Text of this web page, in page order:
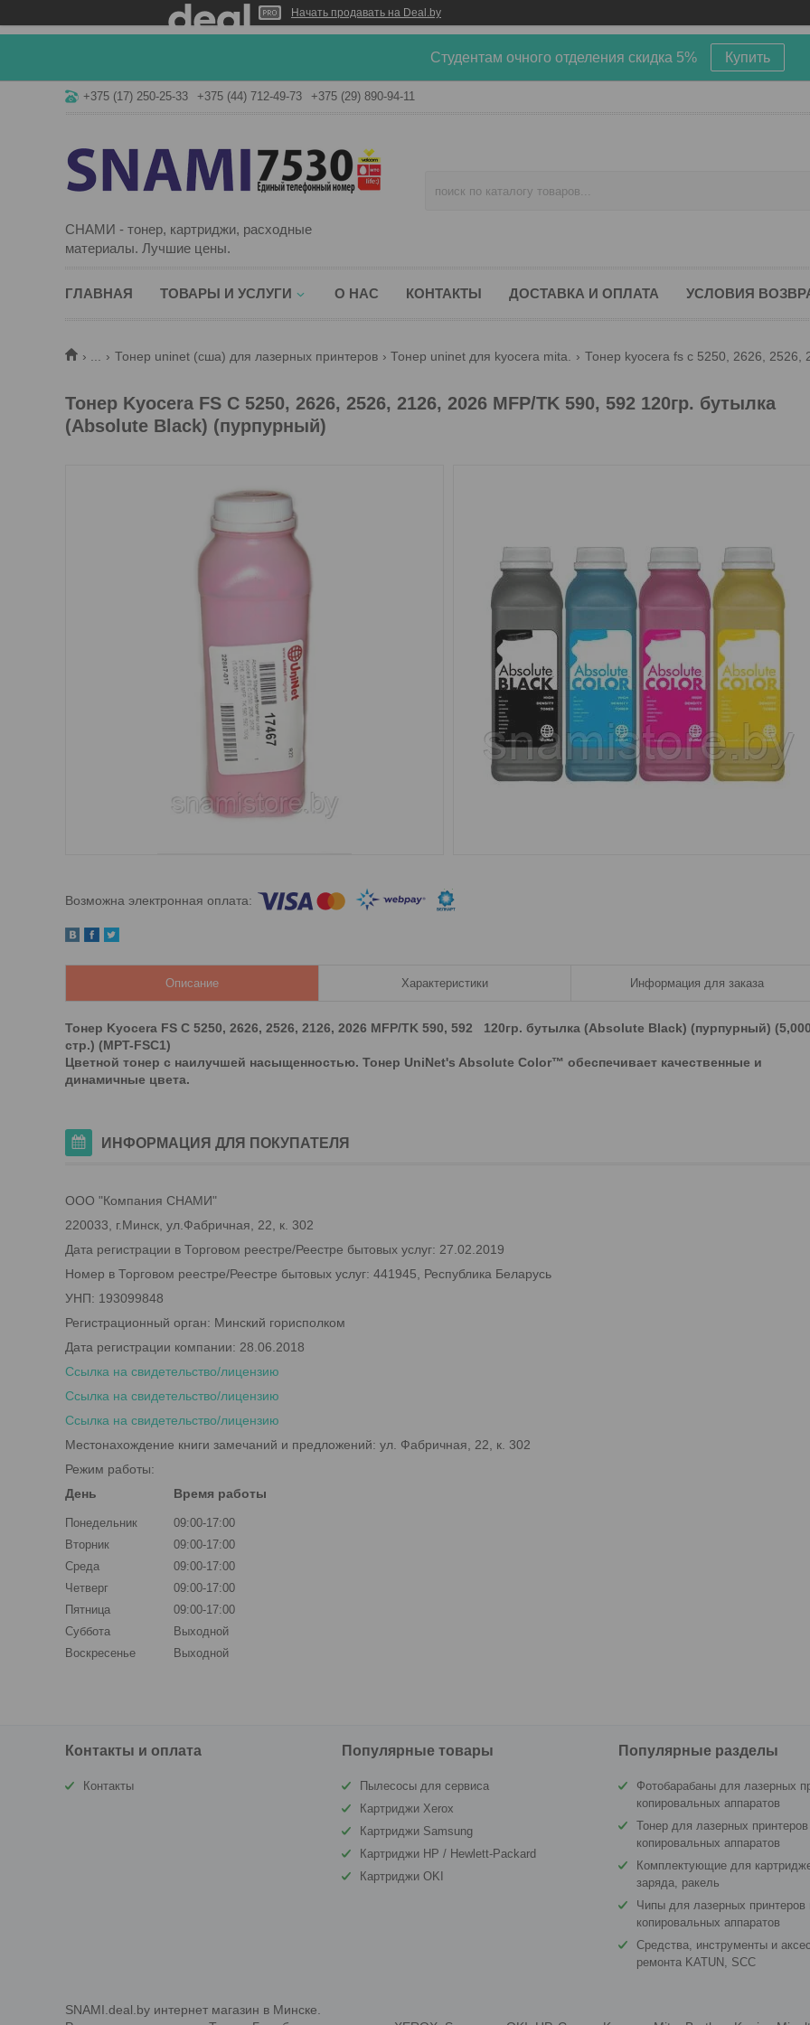
Начать продавать на Deal.by
Студентам очного отделения скидка 5% Купить
+375 (17) 250-25-33 +375 (44) 712-49-73 +375 (29) 890-94-11
СНАМИ - тонер, картриджи, расходные
материалы. Лучшие цены.
ГЛАВНАЯ ТОВАРЫ И УСЛУГИ О НАС КОНТАКТЫ ДОСТАВКА И ОПЛАТА УСЛОВИЯ
Тонер uninet (сша) для лазерных принтеров Тонер uninet для kyocera mita.
Тонер Kyocera FS C 5250, 2626, 2526, 2126, 2026 MFP/TK 590, 592 120гр. бутылка
(Absolute Black) (пурпурный)
Описание Характеристики Информация для заказа
Тонер Kyocera FS C 5250, 2626, 2526, 2126, 2026 MFP/TK 590, 592 120гр. бутылка (Absolute Black) (пурпурный)
стр.) (MPT-FSC1)
Цветной тонер с наилучшей насыщенностью. Тонер UniNet's Absolute Color™ обеспечивает качественные и
динамичные цвета.​
ИНФОРМАЦИЯ ДЛЯ ПОКУПАТЕЛЯ
ООО "Компания СНАМИ"
220033, г.Минск, ул.Фабричная, 22, к. 302
Дата регистрации в Торговом реестре/Реестре бытовых услуг: 27.02.2019
Номер в Торговом реестре/Реестре бытовых услуг: 441945, Республика Беларусь
УНП: 193099848
Регистрационный орган: Минский горисполком
Дата регистрации компании: 28.06.2018
Ссылка на свидетельство/лицензию
Ссылка на свидетельство/лицензию
Ссылка на свидетельство/лицензию
Местонахождение книги замечаний и предложений: ул. Фабричная, 22, к. 302
Режим работы:
День
Время работы
Понедельник
09:00-17:00
Вторник
09:00-17:00
Среда
09:00-17:00
Четверг
09:00-17:00
Пятница
09:00-17:00
Суббота
Выходной
Воскресенье
Выходной
Контакты и оплата
Контакты
Популярные товары
Пылесосы для сервиса
Картриджи Xerox
Картриджи Samsung
Картриджи HP / Hewlett-Packard
Картриджи OKI
Популярные разделы
Фотобарабаны для лазерных
копировальных аппаратов
Тонер для лазерных
копировальных аппаратов
Комплектующие для
заряда, ракель
Чипы для лазерных принтеров
копировальных аппаратов
Средства, инструменты и
ремонта KATUN, SCC
SNAMI.deal.by интернет магазин в Минске.